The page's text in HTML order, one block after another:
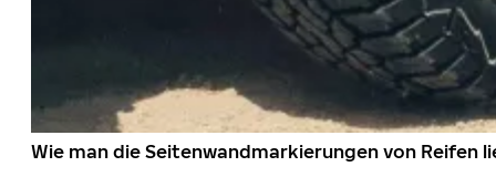
Wie man die Seitenwandmarkierungen von Reifen